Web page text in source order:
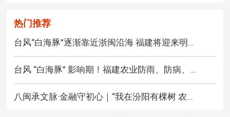
热门推荐
台风“白海豚”逐渐靠近浙闽沿海 福建将迎来明...
台风 “白海豚” 影响期！福建农业防雨、防病、...
八闽承文脉·金融守初心｜“我在汾阳有棵树 农...